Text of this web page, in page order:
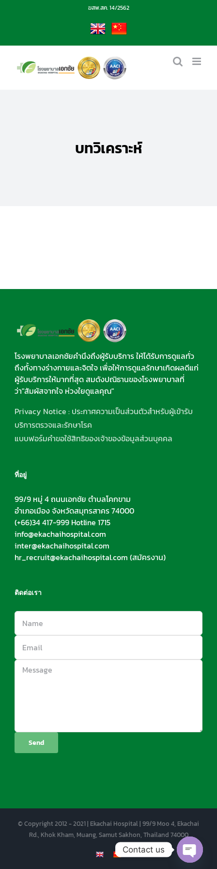
ฆสพ.สค. 14/2562
EN CN
บทวิเคราะห์
โรงพยาบาลเอกชัยคำนึงถึงผู้รับบริการ ให้ได้รับการดูแลทั่ว
ถึงทั้งทางร่างกายและจิตใจ เพื่อให้การดูแลรักษาเกิดผลดีแก่
ผู้รับบริการให้มากที่สุด สมดังปณิธานของโรงพยาบาลที่
ว่า"สัมผัสจากใจ ห่วงใยดูแลคุณ"
Privacy Notice : ประกาศความเป็นส่วนตัวสำหรับผู้เข้ารับ
บริการตรวจและรักษาโรค
แบบฟอร์มคำขอใช้สิทธิของเจ้าของข้อมูลส่วนบุคคล
ที่อยู่
99/9 หมู่ 4 ถนนเอกชัย ตำบลโคกขาม
อำเภอเมือง จังหวัดสมุทรสาคร 74000
(+66)34 417-999 Hotline 1715
info@ekachaihospital.com
inter@ekachaihospital.com
hr_recruit@ekachaihospital.com (สมัครงาน)
ติดต่อเรา
© Copyright 2012 - 2021 | Ekachai Hospital | 99/9 Moo 4, Ekachai
Rd., Khok Kham, Muang, Samut Sakhon, Thailand 74000
EN CNContact us